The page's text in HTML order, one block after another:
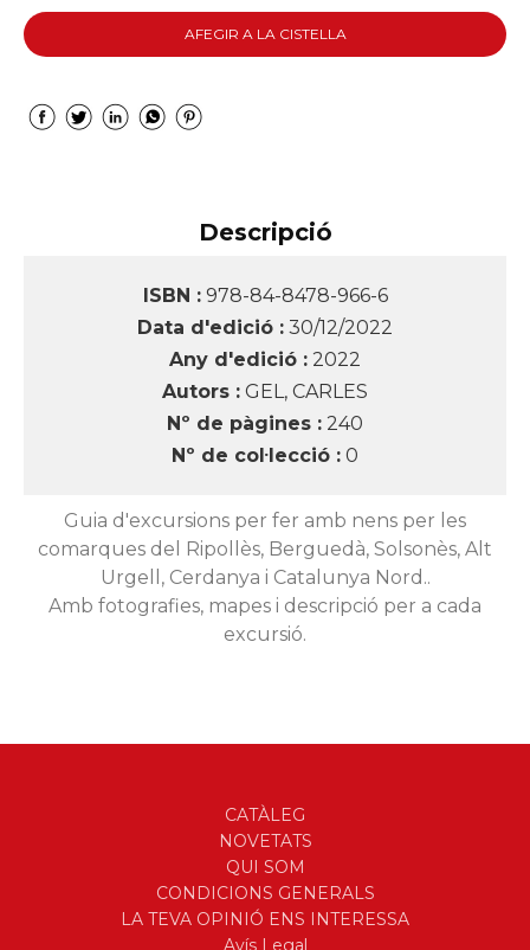
AFEGIR A LA CISTELLA
Descripció
ISBN : 978-84-8478-966-6
Data d'edició : 30/12/2022
Any d'edició : 2022
Autors : GEL, CARLES
Nº de pàgines : 240
Nº de col·lecció : 0
Guia d'excursions per fer amb nens per les
comarques del Ripollès, Berguedà, Solsonès, Alt
Urgell, Cerdanya i Catalunya Nord..
Amb fotografies, mapes i descripció per a cada
excursió.
CATÀLEG
NOVETATS
QUI SOM
CONDICIONS GENERALS
LA TEVA OPINIÓ ENS INTERESSA
Avís Legal